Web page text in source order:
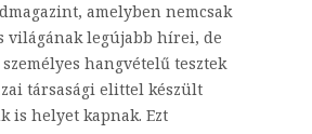
amelyben nemcsak
világának legújabb hírei, de
hangvételű tesztek
társasági elittel készült
is helyet kapnak. Ezt